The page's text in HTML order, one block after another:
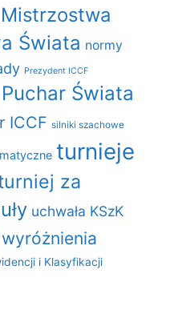
Mistrzostwa
Świata normy
Prezydent ICCF
Puchar Świata
ICCF silniki szachowe
turnieje
za
uchwała KSzK
wyróżnienia
i Klasyfikacji